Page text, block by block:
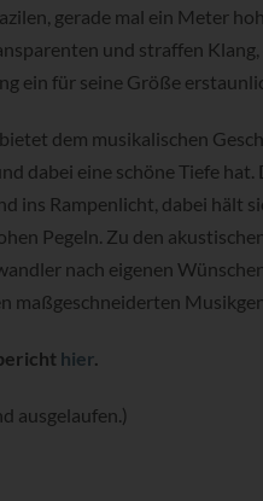
gerade mal ein Meter
und straffen
ein für seine Größe
dem musikalischen
dabei eine schöne Tiefe
ins Rampenlicht, dabei hält
Pegeln. Zu den
nach eigenen
maßgeschneiderten
hier.
ausgelaufen.)